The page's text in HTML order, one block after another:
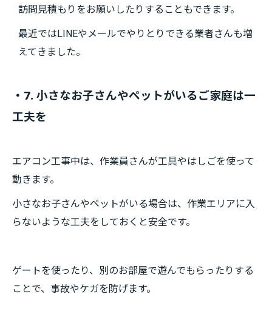
訪問見積もりをお願いしたりすることもできます。
最近ではLINEやメールでやりとりできる業者さんも増
えてきました。
・7. 小さなお子さんやペットがいるご家庭は一
工夫を
エアコン工事中は、作業員さんが工具やはしごを使って
動きます。
小さなお子さんやペットがいる場合は、作業エリアに入
らないような工夫をしておくと安全です。
ゲートを使ったり、別のお部屋で遊んでもらったりする
ことで、事故やケガを防げます。